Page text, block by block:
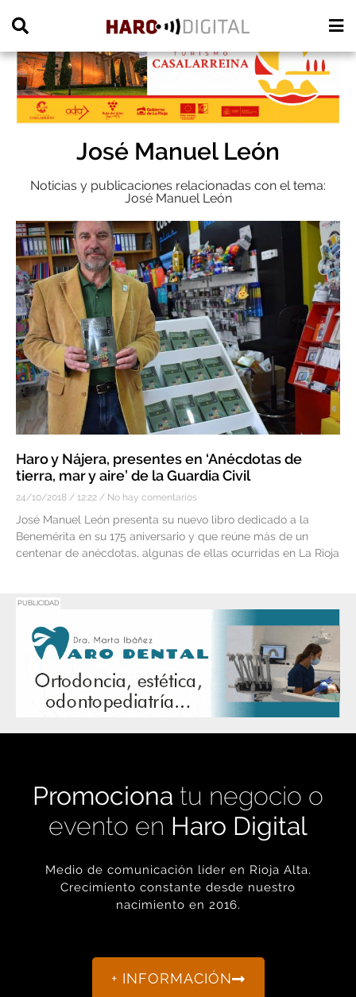
José Manuel León
Noticias y publicaciones relacionadas con el tema:
José Manuel León
Haro y Nájera, presentes en ‘Anécdotas de
tierra, mar y aire’ de la Guardia Civil
24/10/2018 12:22 No hay comentarios
José Manuel León presenta su nuevo libro dedicado a la
Benemérita en su 175 aniversario y que reúne más de un
centenar de anécdotas, algunas de ellas ocurridas en La Rioja
PUBLICIDAD
Promociona tu negocio o
evento en Haro Digital
Medio de comunicación líder en Rioja Alta.
Crecimiento constante desde nuestro
nacimiento en 2016.
+ INFORMACIÓN